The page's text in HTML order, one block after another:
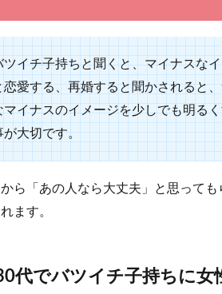
もしか
彼氏か
男性が
ツイチ子持ちと聞くと、マイナスな
恋愛する、再婚すると聞かされると
マイナスのイメージを少しでも明る
が大切です。
ら「あの人なら大丈夫」と思って
ます。
代でバツイチ子持ちに女